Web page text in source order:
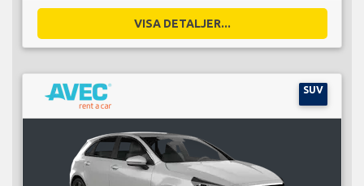
VISA DETALJER...
SUV